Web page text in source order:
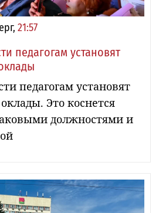
21:57
педагогам установят
педагогам установят
Это коснется
должностями и